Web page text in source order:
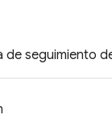
de seguimiento